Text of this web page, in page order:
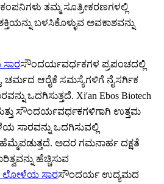
ತಮ್ಮ ಸೂತ್ರೀಕರಣಗಳಲ್ಲಿ
ಬಳಸಿಕೊಳ್ಳುವ ಅವಕಾಶವನ್ನು
ಸೌಂದರ್ಯವರ್ಧಕಗಳ ಪ್ರಪಂಚದಲ್ಲಿ
ಆರೈಕೆ ಸಮಸ್ಯೆಗಳಿಗೆ ನೈಸರ್ಗಿಕ
ಒದಗಿಸುತ್ತದೆ. Xi'an Ebos Biotech
ಸೌಂದರ್ಯವರ್ಧಕಗಳಿಗಾಗಿ ಉತ್ತಮ
ಒದಗಿಸುವಲ್ಲಿ
ಅದರ ಗಮನಾರ್ಹ ದಕ್ಷತೆ
ಹೆಚ್ಚಿಸುವ
ಲೋಳೆಯ ಸಾರಸೌಂದರ್ಯ ಉದ್ಯಮದ